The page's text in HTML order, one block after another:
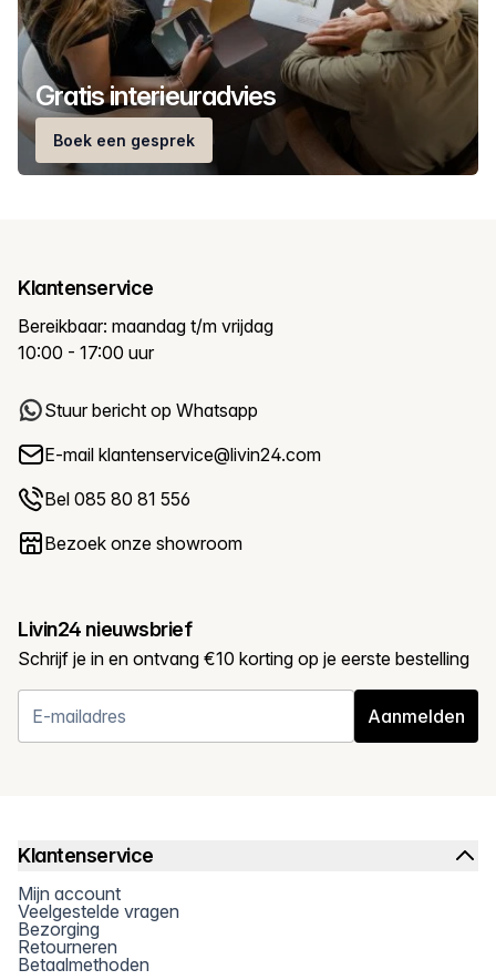
Gratis interieuradvies
Boek een gesprek
Klantenservice
Bereikbaar: maandag t/m vrijdag
10:00 - 17:00 uur
Stuur bericht op Whatsapp
E-mail klantenservice@livin24.com
Bel 085 80 81 556
Bezoek onze showroom
Livin24 nieuwsbrief
Schrijf je in en ontvang €10 korting op je eerste bestelling
Aanmelden
Klantenservice
Mijn account
Veelgestelde vragen
Bezorging
Retourneren
Betaalmethoden